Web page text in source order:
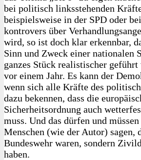
bei politisch linksstehenden
beispielsweise in der SPD oder
kontrovers über
wird, so ist doch klar erkennbar,
Sinn und Zweck einer nationalen
ganzes Stück realistischer geführt
vor einem Jahr. Es kann der
wenn sich alle Kräfte des
dazu bekennen, dass die
Sicherheitsordnung auch
muss. Und das dürfen und
Menschen (wie der Autor) sagen,
Bundeswehr waren, sondern
haben.